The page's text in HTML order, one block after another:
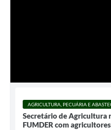
AGRICULTURA, PECUÁRIA E
Secretário de Agricultura
FUMDER com agricultores